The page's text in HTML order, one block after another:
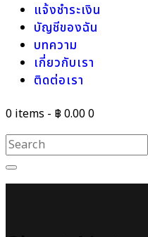
แจ้งชำระเงิน
บัญชีของฉัน
บทความ
เกี่ยวกับเรา
ติดต่อเรา
0 items - ฿ 0.000